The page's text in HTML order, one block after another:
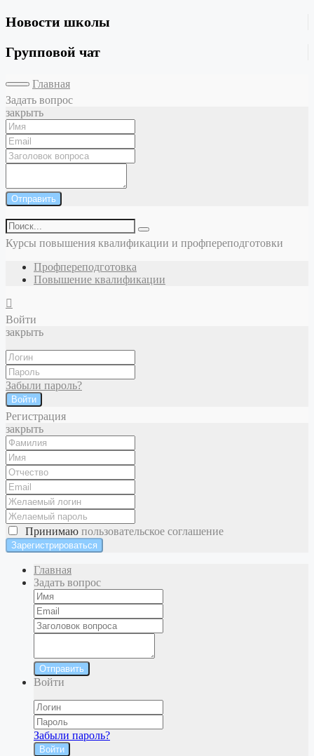
Новости школы
Групповой чат
Главная
Задать вопрос
закрыть
Отправить
Курсы повышения квалификации и профпереподготовки
Профпереподготовка
Повышение квалификации
Войти
закрыть
Забыли пароль?
Войти
Регистрация
закрыть
Принимаю пользовательское соглашение
Главная
Задать вопрос
Отправить
Войти
Забыли пароль?
Войти